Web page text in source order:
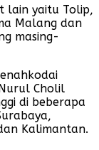
lain yaitu Tolip,
Malang dan
masing-
Cholil
di beberapa
Kalimantan.